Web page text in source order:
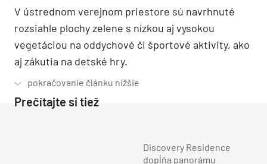
V ústrednom verejnom priestore sú navrhnuté
rozsiahle plochy zelene s nízkou aj vysokou
vegetáciou na oddychové či športové aktivity, ako
aj zákutia na detské hry.
Prečítajte si tiež
Discovery Residence
dopĺňa panorámu